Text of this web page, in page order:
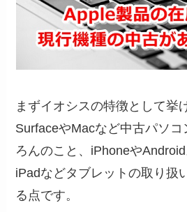
まずイオシスの特徴として挙
SurfaceやMacなど中古パソ
ろんのこと、iPhoneやAndroid
iPadなどタブレットの取り扱
る点です。